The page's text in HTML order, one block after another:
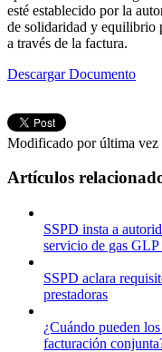
esté establecido por la
de solidaridad y equilibrio
a través de la factura.
Descargar Documento
Modificado por última vez
Artículos
SSPD insta a
servicio de gas GLP
SSPD aclara
prestadoras
¿Cuándo pueden
facturación